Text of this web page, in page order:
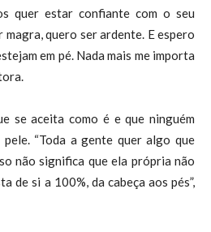
quer estar confiante com o seu
quero ser ardente. E espero
em pé. Nada mais me importa
se aceita como é e que ninguém
“Toda a gente quer algo que
não significa que ela própria não
de si a 100%, da cabeça aos pés”,